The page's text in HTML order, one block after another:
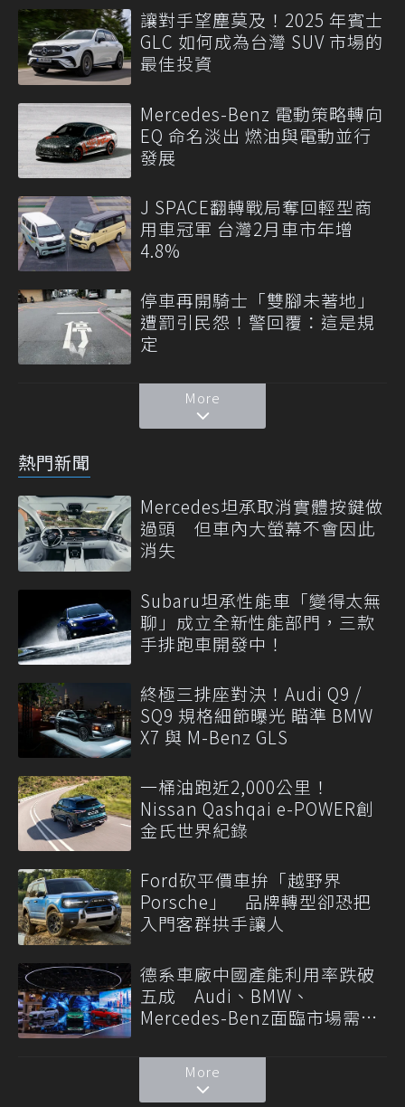
讓對手望塵莫及！2025 年賓士
GLC 如何成為台灣 SUV 市場的
最佳投資
Mercedes-Benz 電動策略轉向
EQ 命名淡出 燃油與電動並行
發展
J SPACE翻轉戰局奪回輕型商
用車冠軍 台灣2月車市年增
4.8%
停車再開騎士「雙腳未著地」
遭罰引民怨！警回覆：這是規
定
More
熱門新聞
Mercedes坦承取消實體按鍵做
過頭 但車內大螢幕不會因此
消失
Subaru坦承性能車「變得太無
聊」成立全新性能部門，三款
手排跑車開發中！
終極三排座對決！Audi Q9 /
SQ9 規格細節曝光 瞄準 BMW
X7 與 M-Benz GLS
一桶油跑近2,000公里！
Nissan Qashqai e-POWER創
金氏世界紀錄
Ford砍平價車拚「越野界
Porsche」 品牌轉型卻恐把
入門客群拱手讓人
德系車廠中國產能利用率跌破
五成 Audi、BMW、
Mercedes-Benz面臨市場需求
More